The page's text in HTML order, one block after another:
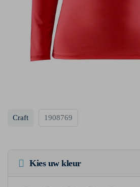
Craft 1908769
Kies uw kleur